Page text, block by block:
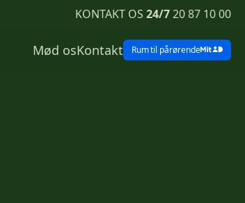
KONTAKT OS 24/720 87 10 00
Mød osKontakt Rumtil pårørende